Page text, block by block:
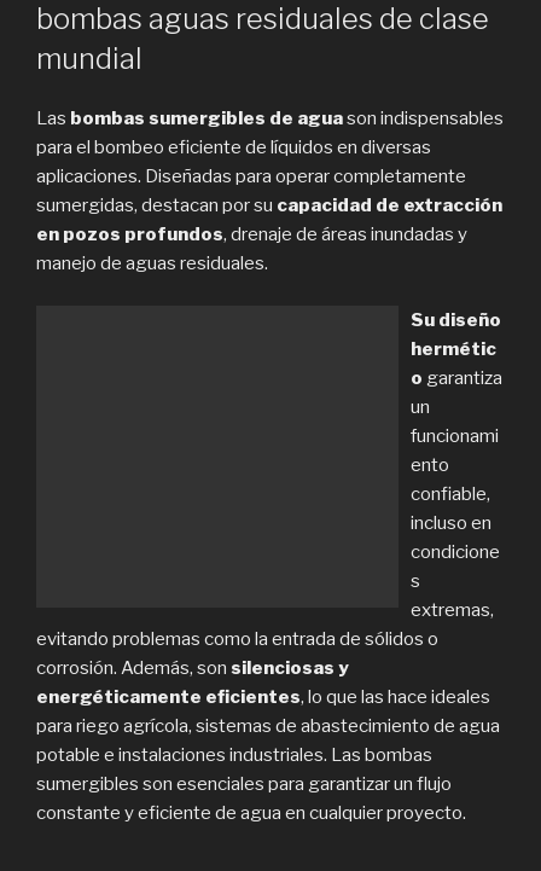
bombas aguas residuales de clase
mundial
Las bombas sumergibles de aguason indispensables
para el bombeo eficiente de líquidos en diversas
aplicaciones. Diseñadas para operar completamente
sumergidas, destacan por su capacidad de extracción
en pozos profundos, drenaje de áreas inundadas y
manejo de aguas residuales.
Su diseño
hermétic
o garantiza
un
funcionami
ento
confiable,
incluso en
condicione
s
extremas,
evitando problemas como la entrada de sólidos o
corrosión. Además, son silenciosas y
energéticamente eficientes, lo que las hace ideales
para riego agrícola, sistemas de abastecimiento de agua
potable e instalaciones industriales. Las bombas
sumergibles son esenciales para garantizar un flujo
constante y eficiente de agua en cualquier proyecto.